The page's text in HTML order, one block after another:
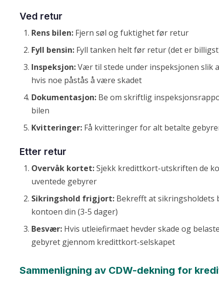
Ved retur
Rens bilen: Fjern søl og fuktighet før retur
Fyll bensin: Fyll tanken helt før retur (det er
Inspeksjon:Vær til stede under inspeksjonen slik
hvis noe påstås å være skadet
Dokumentasjon: Be om skriftlig
bilen
Kvitteringer: Få kvitteringer for alt betalte
Etter retur
Overvåk kortet:Sjekk kredittkort-utskriften de
uventede gebyrer
Sikringshold frigjort: Bekrefft at sikringsholdets
kontoen din (3-5 dager)
Besvær: Hvis utleiefirmaet hevder skade og
gebyret gjennom kredittkort-selskapet
Sammenligning av CDW-dekning for